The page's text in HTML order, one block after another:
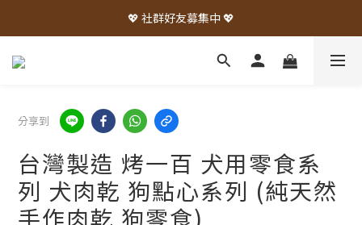
💖 社群好友募集中 💖
分享到
台灣製造 烤一百 犬用零食系
列 犬肉乾 狗點心系列 (純天然
手作肉乾 狗零食)